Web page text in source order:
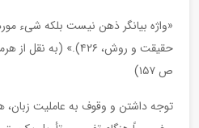
«واژه بیانگر ذهن نیست بلکه شیء
حقیقت و روش، ۴۲۶).»
ص ۱۵۷)
توجه داشتن و وقوف به عاملیت زبان،